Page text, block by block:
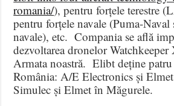
romania/), pentru forțele terestre
pentru forțele navale (Puma-Naval
navale), etc. Compania se află
dezvoltarea dronelor
Armata noastră. Elibt deține
România: A/E Electronics și
Simulec și Elmet în Măgurele.